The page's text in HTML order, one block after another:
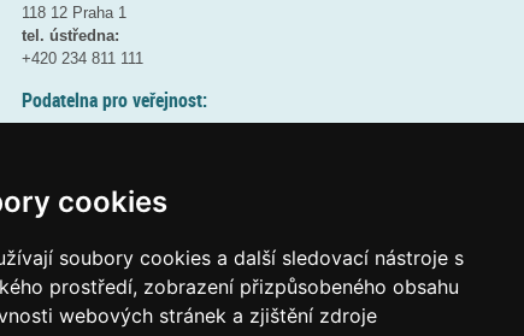
cookies
soubory cookies a další sledovací nástroje s
prostředí, zobrazení přizpůsobeného obsahu
webových stránek a zjištění zdroje
118 12 Praha 1
tel. ústředna:
+420 234 811 111
Podatelna pro veřejnost:
(více informací
Elektronická podatelna:
posta@msmtgov cz